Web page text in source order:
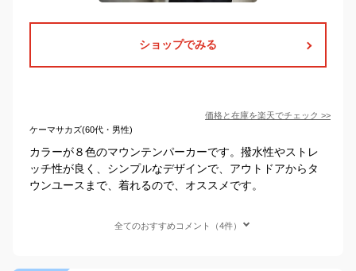
ショップでみる
価格と在庫を楽天でチェック >>
ケーマサカズ(60代・男性)
カラーが８色のマウンテンパーカーです。撥水性やストレ
ッチ性が良く、シンプルなデザインで、アウトドアからタ
ウンユースまで、着れるので、オススメです。
全てのおすすめコメント（4件）